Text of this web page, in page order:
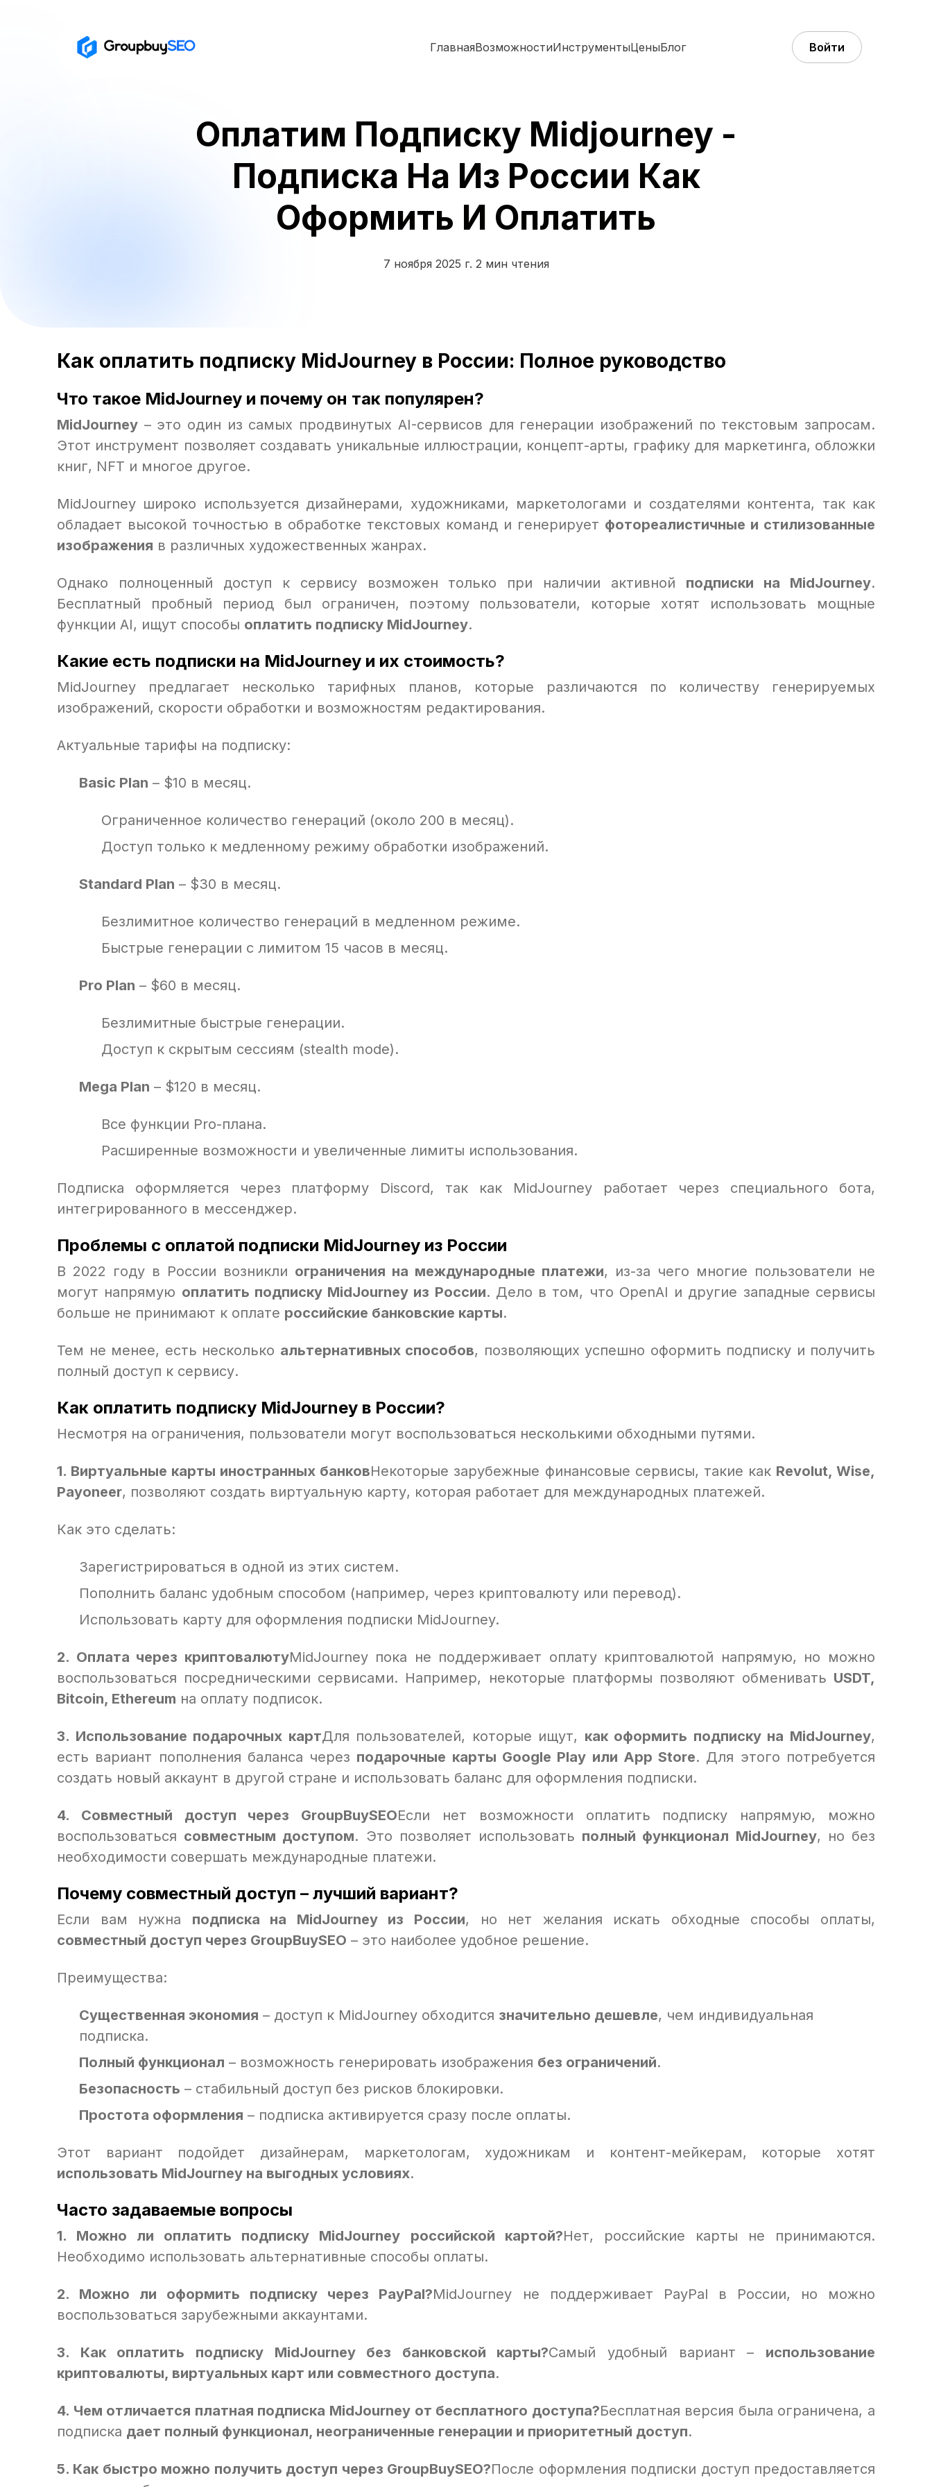
ГлавнаяВозможностиИнструментыЦеныБлог Войти
Оплатим Подписку Midjourney -
Подписка На Из России Как
Оформить И Оплатить
7 ноября 2025 г. 2 мин чтения
Как оплатить подписку MidJourney в России: Полное руководство
Что такое MidJourney и почему он так популярен?
MidJourney – это один из самых продвинутых AI-сервисов для генерации изображений по текстовым запросам.
Этот инструмент позволяет создавать уникальные иллюстрации, концепт-арты, графику для маркетинга, обложки
книг, NFT и многое другое.
MidJourney широко используется дизайнерами, художниками, маркетологами и создателями контента, так как
обладает высокой точностью в обработке текстовых команд и генерирует фотореалистичные и стилизованные
изображения в различных художественных жанрах.
Однако полноценный доступ к сервису возможен только при наличии активной подписки на MidJourney.
Бесплатный пробный период был ограничен, поэтому пользователи, которые хотят использовать мощные
функции AI, ищут способы оплатить подписку MidJourney.
Какие есть подписки на MidJourney и их стоимость?
MidJourney предлагает несколько тарифных планов, которые различаются по количеству генерируемых
изображений, скорости обработки и возможностям редактирования.
Актуальные тарифы на подписку:
Basic Plan – $10 в месяц.
Ограниченное количество генераций (около 200 в месяц).
Доступ только к медленному режиму обработки изображений.
Standard Plan – $30 в месяц.
Безлимитное количество генераций в медленном режиме.
Быстрые генерации с лимитом 15 часов в месяц.
Pro Plan – $60 в месяц.
Безлимитные быстрые генерации.
Доступ к скрытым сессиям (stealth mode).
Mega Plan – $120 в месяц.
Все функции Pro-плана.
Расширенные возможности и увеличенные лимиты использования.
Подписка оформляется через платформу Discord, так как MidJourney работает через специального бота,
интегрированного в мессенджер.
Проблемы с оплатой подписки MidJourney из России
В 2022 году в России возникли ограничения на международные платежи, из-за чего многие пользователи не
могут напрямую оплатить подписку MidJourney из России. Дело в том, что OpenAI и другие западные сервисы
больше не принимают к оплате российские банковские карты.
Тем не менее, есть несколько альтернативных способов, позволяющих успешно оформить подписку и получить
полный доступ к сервису.
Как оплатить подписку MidJourney в России?
Несмотря на ограничения, пользователи могут воспользоваться несколькими обходными путями.
1. Виртуальные карты иностранных банковНекоторые зарубежные финансовые сервисы, такие как Revolut, Wise,
Payoneer, позволяют создать виртуальную карту, которая работает для международных платежей.
Как это сделать:
Зарегистрироваться в одной из этих систем.
Пополнить баланс удобным способом (например, через криптовалюту или перевод).
Использовать карту для оформления подписки MidJourney.
2. Оплата через криптовалютуMidJourney пока не поддерживает оплату криптовалютой напрямую, но можно
воспользоваться посредническими сервисами. Например, некоторые платформы позволяют обменивать USDT,
Bitcoin, Ethereum на оплату подписок.
3. Использование подарочных картДля пользователей, которые ищут, как оформить подписку на MidJourney,
есть вариант пополнения баланса через подарочные карты Google Play или App Store. Для этого потребуется
создать новый аккаунт в другой стране и использовать баланс для оформления подписки.
4. Совместный доступ через GroupBuySEOЕсли нет возможности оплатить подписку напрямую, можно
воспользоваться совместным доступом. Это позволяет использовать полный функционал MidJourney, но без
необходимости совершать международные платежи.
Почему совместный доступ – лучший вариант?
Если вам нужна подписка на MidJourney из России, но нет желания искать обходные способы оплаты,
совместный доступ через GroupBuySEO – это наиболее удобное решение.
Преимущества:
Существенная экономия – доступ к MidJourney обходится значительно дешевле, чем индивидуальная
подписка.
Полный функционал – возможность генерировать изображения без ограничений.
Безопасность – стабильный доступ без рисков блокировки.
Простота оформления – подписка активируется сразу после оплаты.
Этот вариант подойдет дизайнерам, маркетологам, художникам и контент-мейкерам, которые хотят
использовать MidJourney на выгодных условиях.
Часто задаваемые вопросы
1. Можно ли оплатить подписку MidJourney российской картой?Нет, российские карты не принимаются.
Необходимо использовать альтернативные способы оплаты.
2. Можно ли оформить подписку через PayPal?MidJourney не поддерживает PayPal в России, но можно
воспользоваться зарубежными аккаунтами.
3. Как оплатить подписку MidJourney без банковской карты?Самый удобный вариант – использование
криптовалюты, виртуальных карт или совместного доступа.
4. Чем отличается платная подписка MidJourney от бесплатного доступа?Бесплатная версия была ограничена, а
подписка дает полный функционал, неограниченные генерации и приоритетный доступ.
5. Как быстро можно получить доступ через GroupBuySEO?После оформления подписки доступ предоставляется